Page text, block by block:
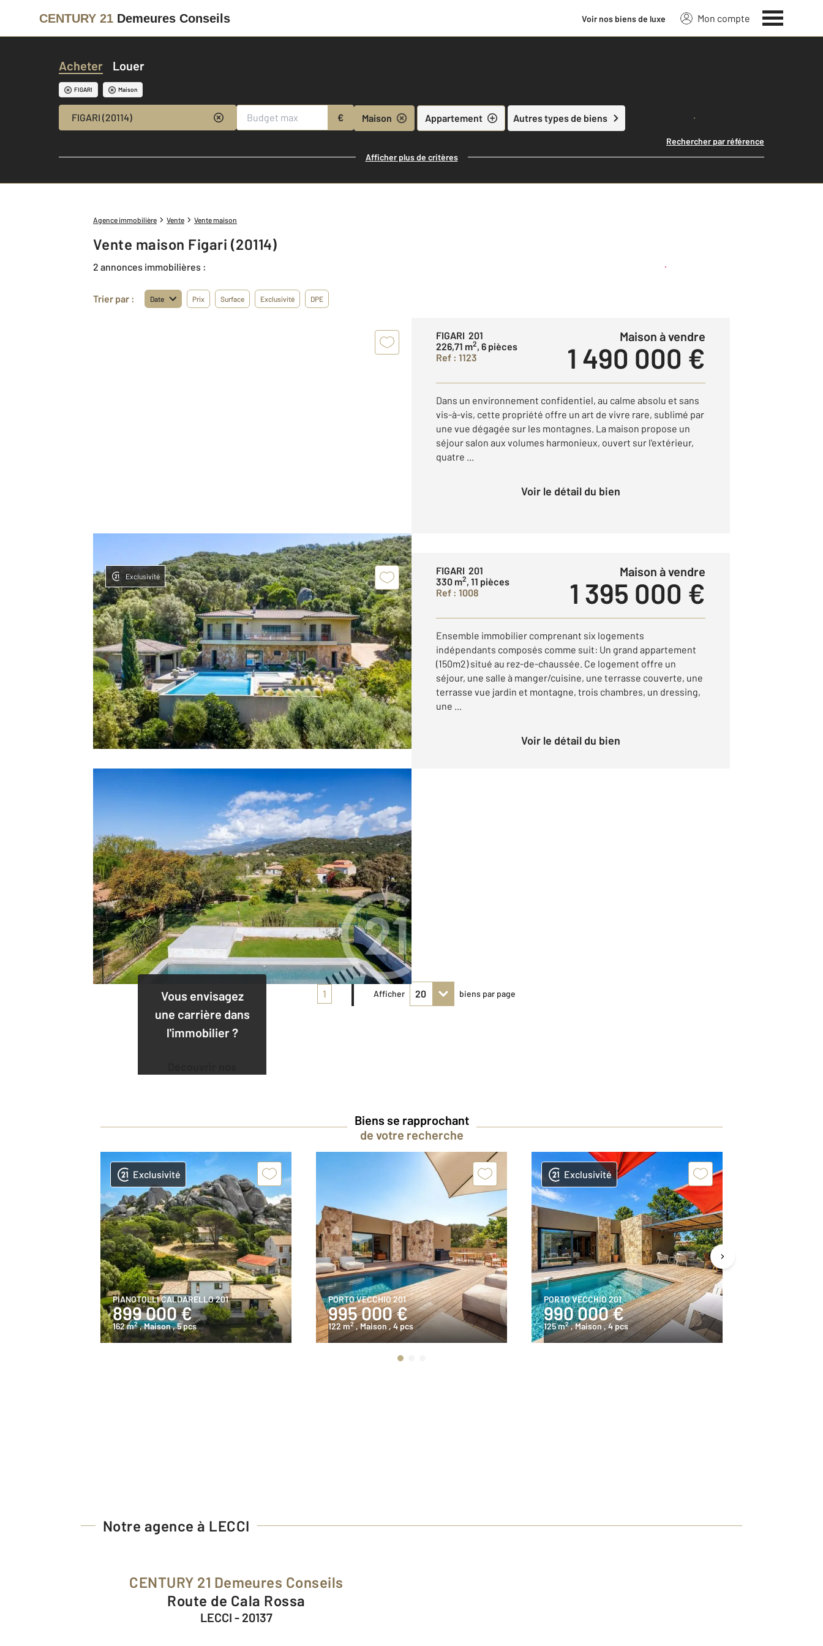
CENTURY 21 Demeures Conseils Voir nos biens de luxe Mon compte
Acheter Louer
FIGARI Maison
FIGARI (20114) € Maison Appartement Autres types de biens Lancer ma recherche
Rechercher par référence
Afficher plus de critères
Agence immobilière Vente Vente maison
Vente maison Figari (20114)
2 annonces immobilières : Créer une alerte
Trier par : Date Prix Surface Exclusivité DPE
FIGARI 201
226,71 m2, 6 pièces
Ref : 1123
Maison à vendre
1 490 000 €
Dans un environnement confidentiel, au calme absolu et sans
vis-à-vis, cette propriété offre un art de vivre rare, sublimé par
une vue dégagée sur les montagnes. La maison propose un
séjour salon aux volumes harmonieux, ouvert sur l'extérieur,
quatre ...
Voir le détail du bien
Exclusivité
FIGARI 201
330 m2, 11 pièces
Ref : 1008
Maison à vendre
1 395 000 €
Ensemble immobilier comprenant six logements
indépendants composés comme suit: Un grand appartement
(150m2) situé au rez-de-chaussée. Ce logement offre un
séjour, une salle à manger/cuisine, une terrasse couverte, une
terrasse vue jardin et montagne, trois chambres, un dressing,
une ...
Voir le détail du bien
Vous envisagez
une carrière dans
l'immobilier ?
1 Afficher biens par page
Biens se rapprochant
de votre recherche
Exclusivité
PIANOTOLLI CALDARELLO 201
899 000 €
162 m2 , Maison, 5 pcs
PORTO VECCHIO 201
995 000 €
122 m2 , Maison , 4 pcs
Exclusivité
PORTO VECCHIO 201
990 000 €
125 m2 , Maison, 4 pcs
Notre agence à LECCI
CENTURY 21 Demeures Conseils
Route de Cala Rossa
LECCI - 20137